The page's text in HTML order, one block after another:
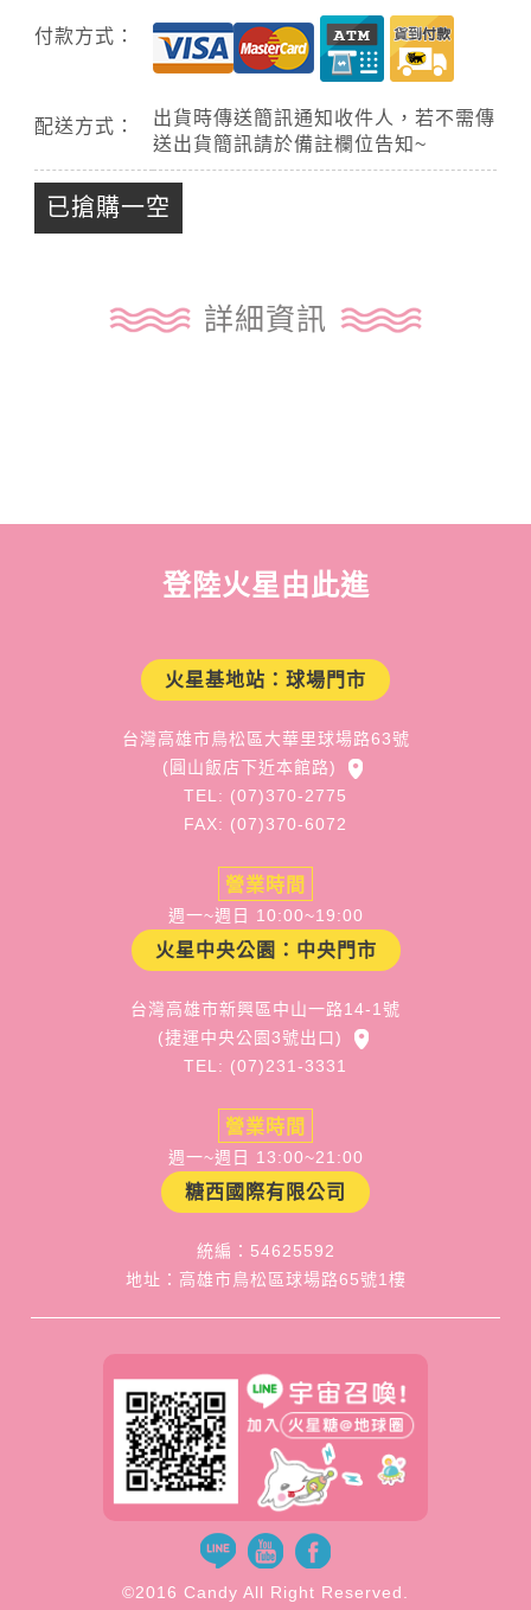
付款方式：
配送方式：
出貨時傳送簡訊通知收件人，若不需傳
送出貨簡訊請於備註欄位告知~
已搶購一空
詳細資訊
登陸火星由此進
火星基地站：球場門市
台灣高雄市鳥松區大華里球場路63號
(圓山飯店下近本館路)
TEL: (07)370-2775
FAX: (07)370-6072
營業時間
週一~週日 10:00~19:00
火星中央公園：中央門市
台灣高雄市新興區中山一路14-1號
(捷運中央公園3號出口)
TEL: (07)231-3331
營業時間
週一~週日 13:00~21:00
糖西國際有限公司
統編：54625592
地址：高雄市鳥松區球場路65號1樓
©2016 Candy All Right Reserved.